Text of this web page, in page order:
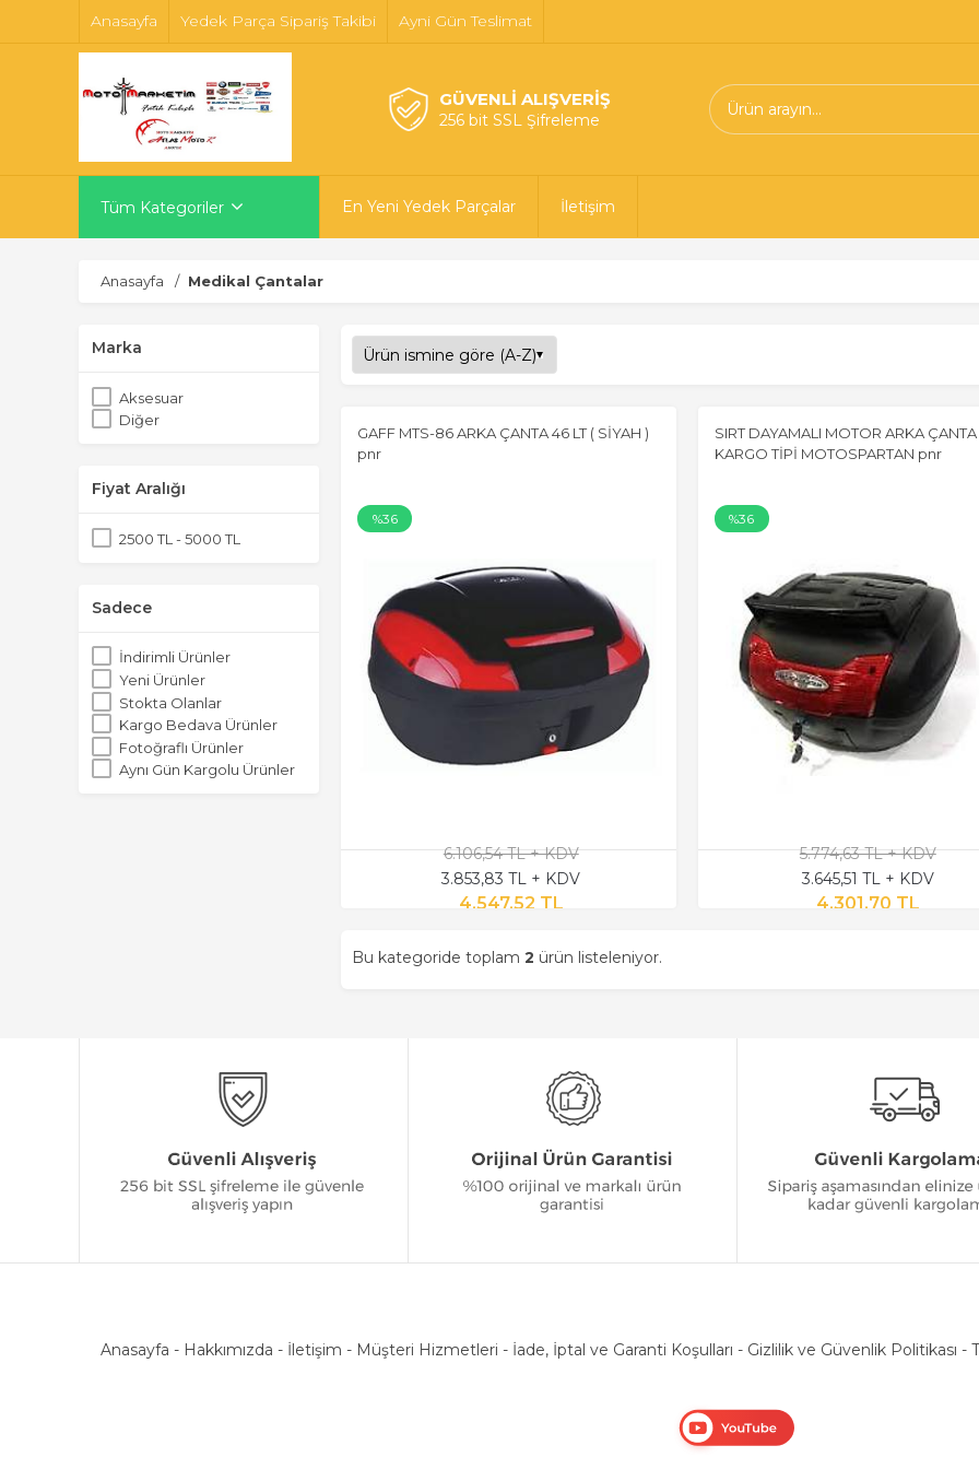
Anasayfa Yedek Parça Sipariş Takibi Ayni Gün Teslimat
GÜVENLİ ALIŞVERİŞ
256 bit SSL Şifreleme
Tüm Kategoriler En Yeni Yedek Parçalar İletişim
Anasayfa Medikal Çantalar
Marka
Aksesuar
Diğer
Fiyat Aralığı
2500 TL - 5000 TL
Sadece
İndirimli Ürünler
Yeni Ürünler
Stokta Olanlar
Kargo Bedava Ürünler
Fotoğraflı Ürünler
Aynı Gün Kargolu Ürünler
GAFF MTS-86 ARKA ÇANTA 46 LT ( SİYAH )
pnr
%36
6.106,54 TL + KDV
3.853,83 TL + KDV
4.547,52 TL
SIRT DAYAMALI MOTOR ARKA ÇANTA
KARGO TİPİ MOTOSPARTAN pnr
%36
5.774,63 TL + KDV
3.645,51 TL + KDV
4.301,70 TL
Bu kategoride toplam 2 ürün listeleniyor.
Anasayfa - Hakkımızda - İletişim - Müşteri Hizmetleri - İade, İptal ve Garanti Koşulları - Gizlilik ve Güvenlik Politikası -